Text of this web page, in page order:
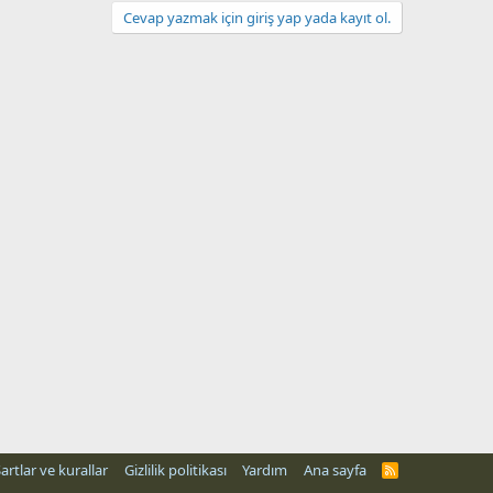
Cevap yazmak için giriş yap yada kayıt ol.
ve kurallar Gizlilik politikası Yardım Ana sayfa
R